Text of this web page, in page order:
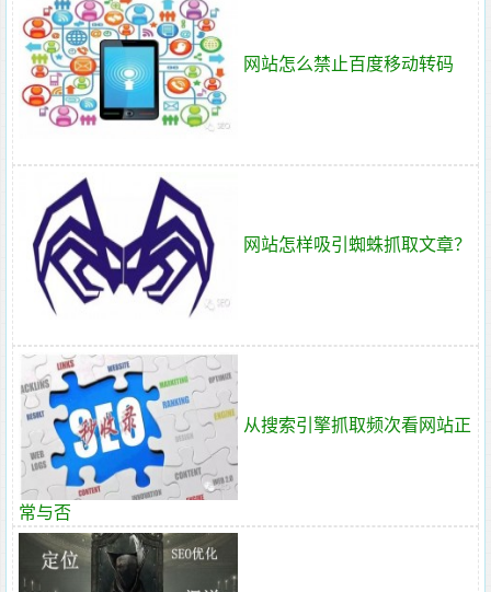
网站怎么禁止百度移动转码
网站怎样吸引蜘蛛抓取文章？
从搜索引擎抓取频次看网站正
常与否